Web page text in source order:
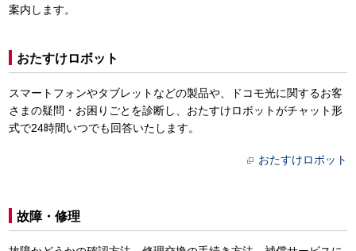
案内します。
おたすけロボット
スマートフォンやタブレットなどの製品や、ドコモ光に関するお客
さまの疑問・お困りごとを診断し、おたすけロボットがチャット形
式で24時間いつでも回答いたします。
おたすけロボット
故障・修理